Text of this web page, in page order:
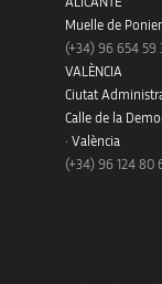
Muelle de
(+34) 96 654 59
VALÈNCIA
Ciutat
Calle de la
· València
(+34) 96 124 80